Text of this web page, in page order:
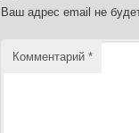
Ваш адрес email не
Комментарий*